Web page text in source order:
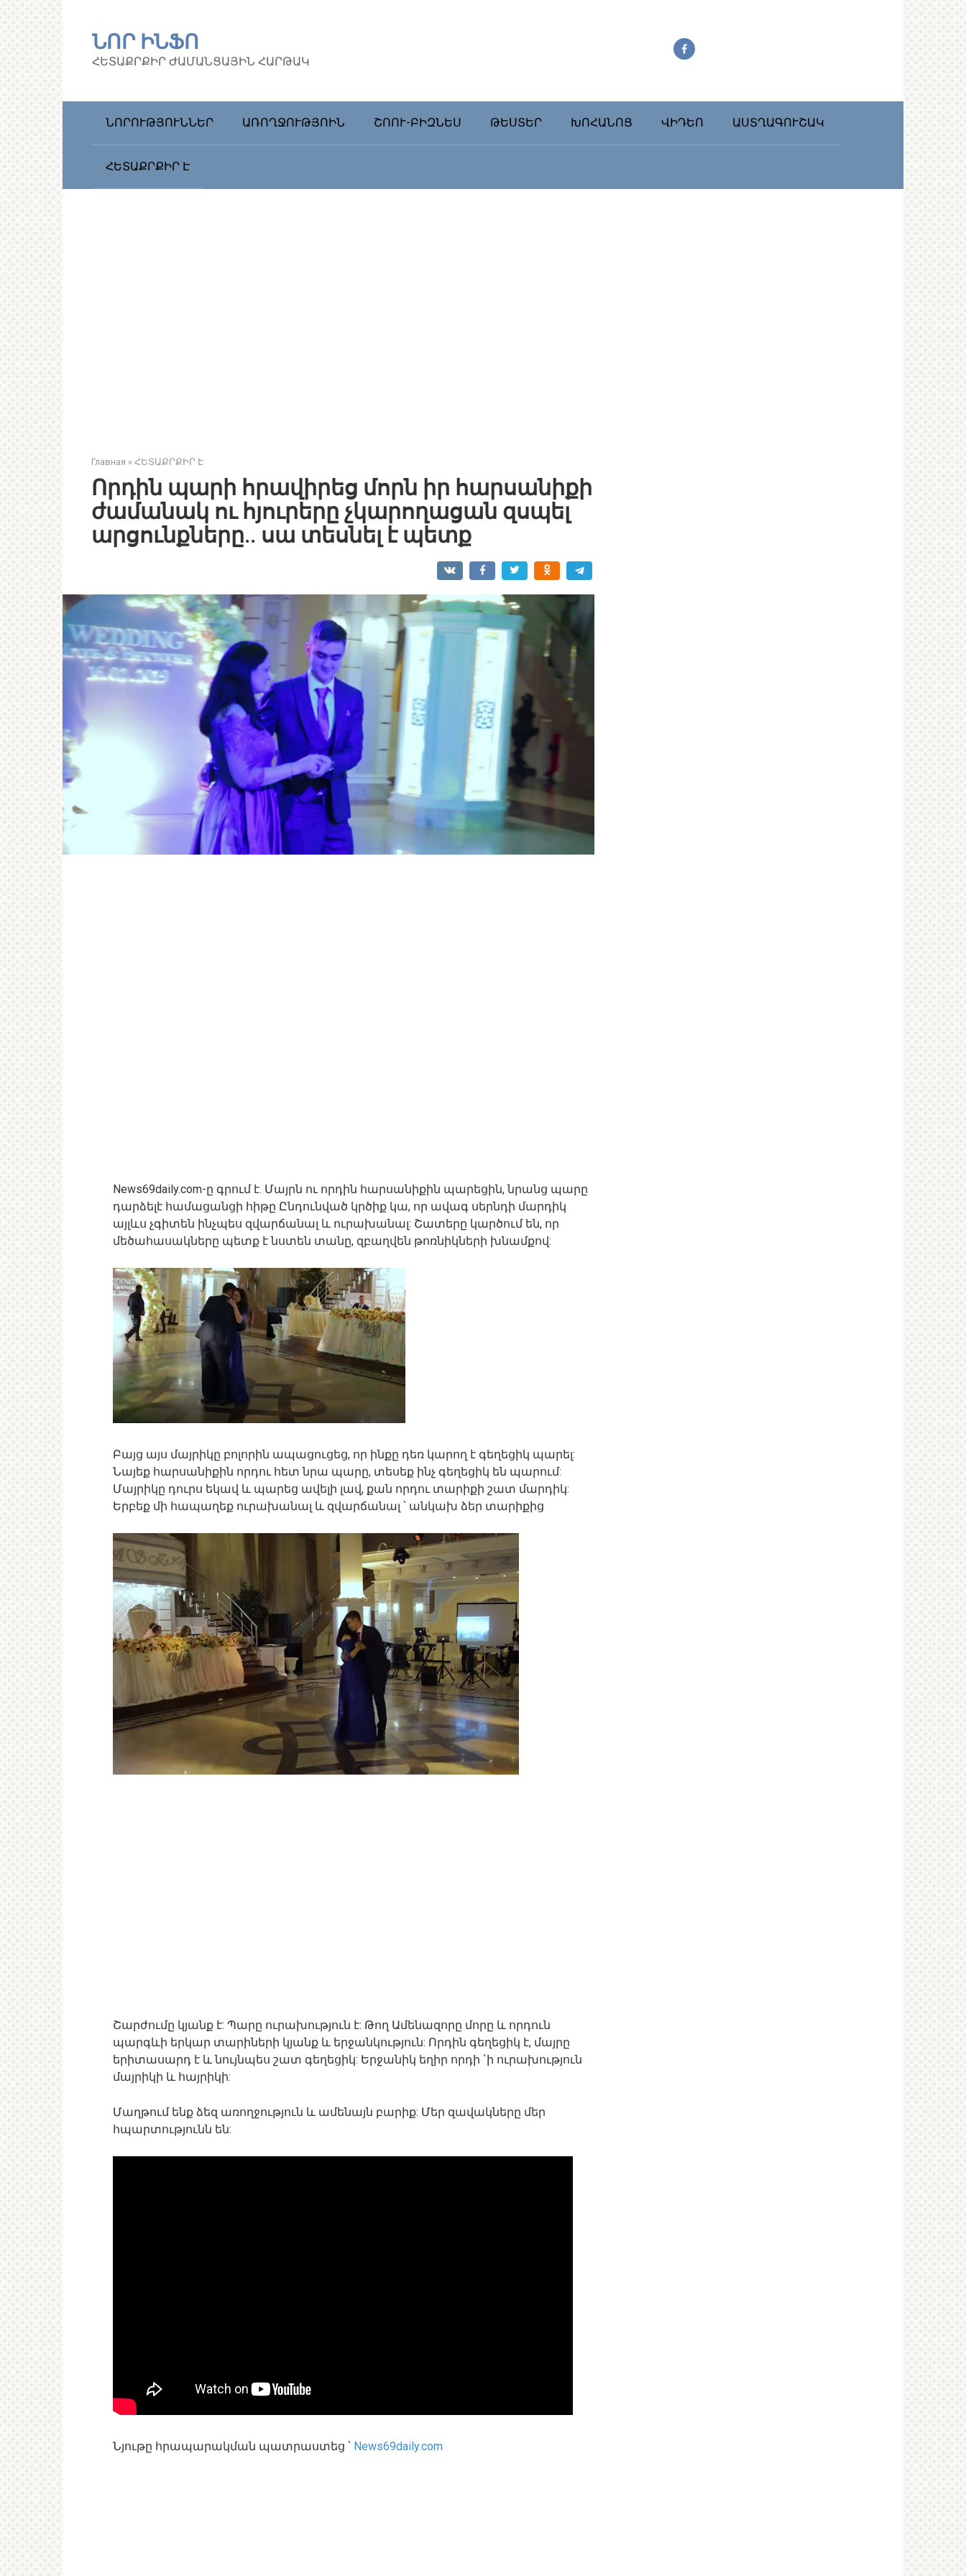
ՆՈՐ ԻՆՖՈ
ՀԵՏԱՔՐՔԻՐ ԺԱՄԱՆՑԱՅԻՆ ՀԱՐԹԱԿ
ՆՈՐՈՒԹՅՈՒՆՆԵՐ ԱՌՈՂՋՈՒԹՅՈԻՆ ՇՈՈՒ-ԲԻԶՆԵՍ ԹԵՍՏԵՐ ԽՈՀԱՆՈՑ ՎԻԴԵՈ ԱՍՏՂԱԳՈՒՇԱԿ
ՀԵՏԱՔՐՔԻՐ Է
Главная » ՀԵՏԱՔՐՔԻՐ Է
Որդին պարի հրավիրեց մորն իր հարսանիքի
ժամանակ ու հյուրերը չկարողացան զսպել
արցունքները.. սա տեսնել է պետք
News69daily.com-ը գրում է. Մայրն ու որդին հարսանիքին պարեցին, նրանց պարը
դարձելէ համացանցի հիթը Ընդունված կրծիք կա, որ ավագ սերնդի մարդիկ
այլևս չգիտեն ինչպես զվարճանալ և ուրախանալ: Շատերը կարծում են, որ
մեծահասակները պետք է նստեն տանը, զբաղվեն թոռնիկների խնամքով:
Բայց այս մայրիկը բոլորին ապացուցեց, որ ինքը դեռ կարող է գեղեցիկ պարել:
Նայեք հարսանիքին որդու հետ նրա պարը, տեսեք ինչ գեղեցիկ են պարում:
Մայրիկը դուրս եկավ և պարեց ավելի լավ, քան որդու տարիքի շատ մարդիկ:
Երբեք մի հապաղեք ուրախանալ և զվարճանալ ՝ անկախ ձեր տարիքից
Շարժումը կյանք է: Պարը ուրախություն է: Թող Ամենազորը մորը և որդուն
պարգևի երկար տարիների կյանք և երջանկություն: Որդին գեղեցիկ է, մայրը
երիտասարդ է և նույնպես շատ գեղեցիկ: Երջանիկ եղիր որդի `ի ուրախություն
մայրիկի և հայրիկի:
Մաղթում ենք ձեզ առողջություն և ամենայն բարիք: Մեր զավակները մեր
հպարտությունն են:
Նյութը հրապարակման պատրաստեց ՝ News69daily.com